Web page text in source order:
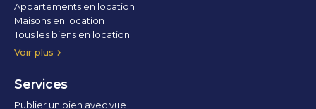
Voir plus
Appartements en location
Maisons en location
Tous les biens en location
Services
Publier un bien avec vue